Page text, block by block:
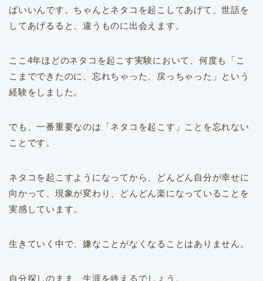
ばいいんです。 ちゃんとネタコを起こしてあげて、世話を
してあげるると、違うものに出会えます。
ここ4年ほどのネタコを起こす実験において、何度も「こ
こまでできたのに、忘れちゃった、戻っちゃった」という
経験をしました。
でも、一番重要なのは「ネタコを起こす」ことを忘れない
ことです。
ネタコを起こすようになってから、どんどん自分が幸せに
向かって、現象が変わり、どんどん楽になっていることを
実感しています。
生きていく中で、嫌なことがなくなることはありません。
自分探しのまま、生涯を終えるでしょう。